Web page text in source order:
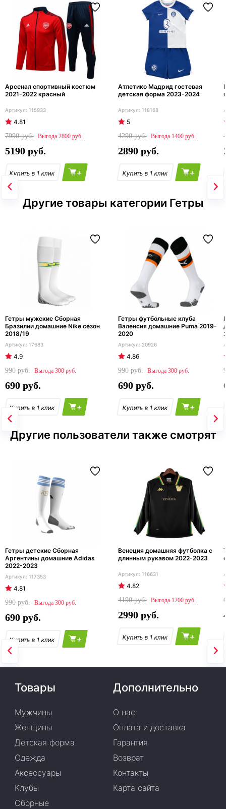
Арсенал спортивный костюм
2021-2022 красный
115933
4.81
7990
2800
5190
+
Атлетико Мадрид гостевая
детская форма 2023-2024
118168
5
4290
1400
2890
+
Другие товары категории Гетры
Гетры мужские Сборная
Бразилии домашние Nike сезон
2018/19
17683
4.9
990
300
690
+
Гетры футбольные клуба
Валенсия домашние Puma 2019-
2020
20926
4.86
990
300
690
+
Другие пользователи также смотрят
Гетры детские Сборная
Аргентины домашние Adidas
2022-2023
117353
4.81
990
300
690
+
Венеция домашняя футболка с
длинным рукавом 2022-2023
116631
4.82
4190
1200
2990
+
Товары
Мужчины
Женщины
Детская форма
Одежда
Аксессуары
Клубы
Сборные
Дополнительно
О нас
Оплата и доставка
Гарантия
Возврат
Контакты
Карта сайта